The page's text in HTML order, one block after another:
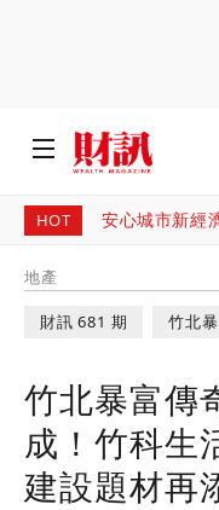
HOT 安心城市新經
地產
財訊 681 期 竹北
竹北暴富傳
成！竹科生
建設題材再